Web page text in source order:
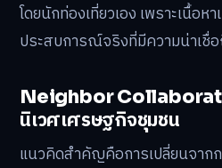
โดยนักท่องเที่ยวเอง เพราะเนื้อ
ประสบการณ์จริงที่มีความน่าเชื่
Neighbor
นิเวศเศรษฐกิจชุมชน
แนวคิดสำคัญคือการเปลี่ยนจาก